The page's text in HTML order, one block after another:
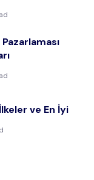
ve En İyi